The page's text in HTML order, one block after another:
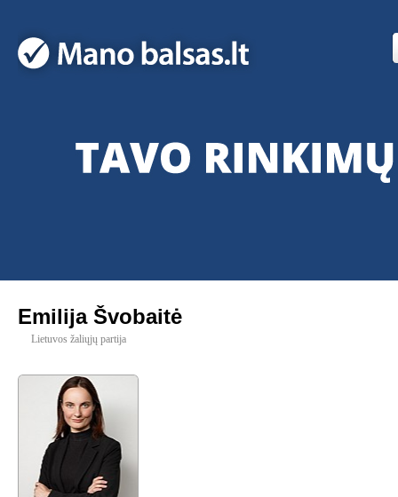
Emilija Švobaitė
Lietuvos žaliųjų partija